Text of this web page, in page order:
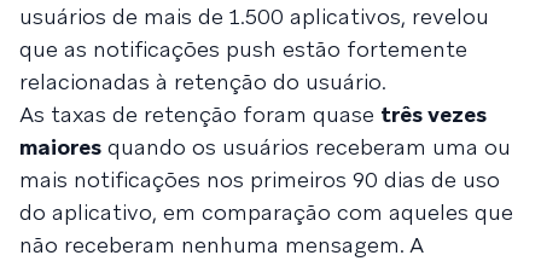
usuários de mais de 1.500 aplicativos, revelou
que as notificações push estão fortemente
relacionadas à retenção do usuário.
As taxas de retenção foram quase três vezes
maiores quando os usuários receberam uma ou
mais notificações nos primeiros 90 dias de uso
do aplicativo, em comparação com aqueles que
não receberam nenhuma mensagem. A